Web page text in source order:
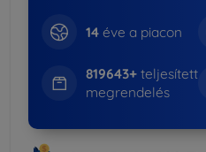
14éve a piacon
819643+teljesített
megrendelés